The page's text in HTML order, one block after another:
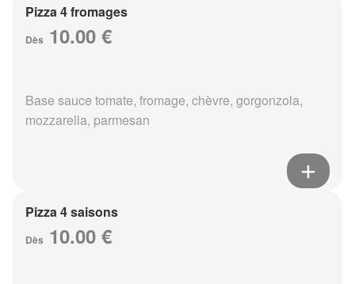
Pizza 4 fromages
Dès 10.00 €
Base sauce tomate, fromage, chèvre, gorgonzola,
mozzarella, parmesan
Pizza 4 saisons
Dès 10.00 €